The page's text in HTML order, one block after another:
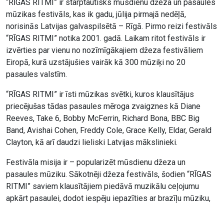
“RĪGAS RITMI” ir starptautisks mūsdienu džeza un pasaules
mūzikas festivāls, kas ik gadu, jūlija pirmajā nedēļā,
norisinās Latvijas galvaspilsētā – Rīgā. Pirmo reizi festivāls
“RĪGAS RITMI” notika 2001. gadā. Laikam ritot festivāls ir
izvērties par vienu no nozīmīgākajiem džeza festivāliem
Eiropā, kurā uzstājušies vairāk kā 300 mūziķi no 20
pasaules valstīm.
“RĪGAS RITMI” ir īsti mūzikas svētki, kuros klausītājus
priecējušas tādas pasaules mēroga zvaigznes kā Diane
Reeves, Take 6, Bobby McFerrin, Richard Bona, BBC Big
Band, Avishai Cohen, Freddy Cole, Grace Kelly, Eldar, Gerald
Clayton, kā arī daudzi lieliski Latvijas mākslinieki.
Festivāla misija ir – popularizēt mūsdienu džeza un
pasaules mūziku. Sākotnēji džeza festivāls, šodien “RĪGAS
RITMI” saviem klausītājiem piedāvā muzikālu ceļojumu
apkārt pasaulei, dodot iespēju iepazīties ar brazīļu mūziku,